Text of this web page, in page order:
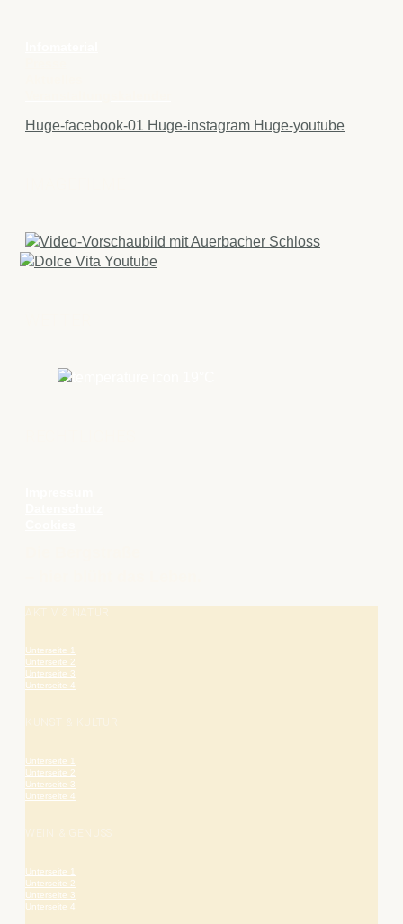
Huge-facebook-01 Huge-instagram Huge-youtube
AKTIV & NATUR
Unterseite 1
Unterseite 2
Unterseite 3
Unterseite 4
Unterseite 1
Unterseite 2
Unterseite 3
Unterseite 4
Unterseite 1
Unterseite 2
Unterseite 3
Unterseite 4